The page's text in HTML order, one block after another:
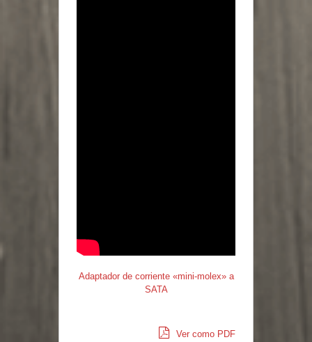
Adaptador de corriente «mini-molex» a
SATA
Ver como PDF